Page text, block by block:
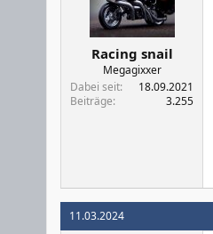
Racing snail
Megagixxer
Dabei seit
18.09.2021
Beiträge
3.255
11.03.2024